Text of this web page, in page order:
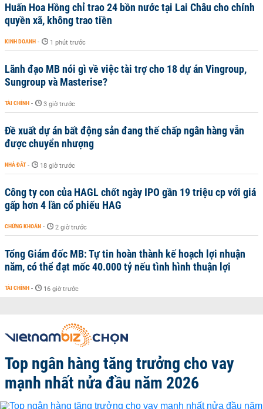
Huấn Hoa Hồng chỉ trao 24 bồn nước tại Lai Châu cho chính
quyền xã, không trao tiền
KINH DOANH - 1 phút trước
Lãnh đạo MB nói gì về việc tài trợ cho 18 dự án Vingroup,
Sungroup và Masterise?
TÀI CHÍNH - 3 giờ trước
Đề xuất dự án bất động sản đang thế chấp ngân hàng vẫn
được chuyển nhượng
NHÀ ĐẤT - 18 giờ trước
Công ty con của HAGL chốt ngày IPO gần 19 triệu cp với giá
gấp hơn 4 lần cổ phiếu HAG
CHỨNG KHOÁN - 2 giờ trước
Tổng Giám đốc MB: Tự tin hoàn thành kế hoạch lợi nhuận
năm, có thể đạt mốc 40.000 tỷ nếu tình hình thuận lợi
TÀI CHÍNH - 16 giờ trước
Top ngân hàng tăng trưởng cho vay
mạnh nhất nửa đầu năm 2026